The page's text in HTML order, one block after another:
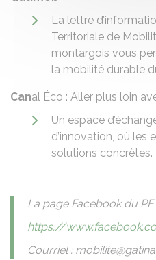
La lettre
Territoriale de
montargois vous
la mobilité durable
Canal Éco : Aller plus loin
Un espace
d’innovation, où les
solutions concrètes.
La page Facebook du
https://
Courriel :